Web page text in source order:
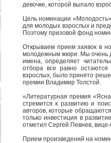
девочке, которой выпало
Цель номинации
для молодых взрослых и
Поэтому призовой фонд
Открываем прием заявок в
молодежным жюри. Мы очень
имена, определяет
отбора все равно остаются
взрослых, было принято
премии Владимир Толстой.
«Литературная премия
стремится к развитию и
авторов, которые
только инвестиция в
отметил Сергей Певнев,
Прием произведений на